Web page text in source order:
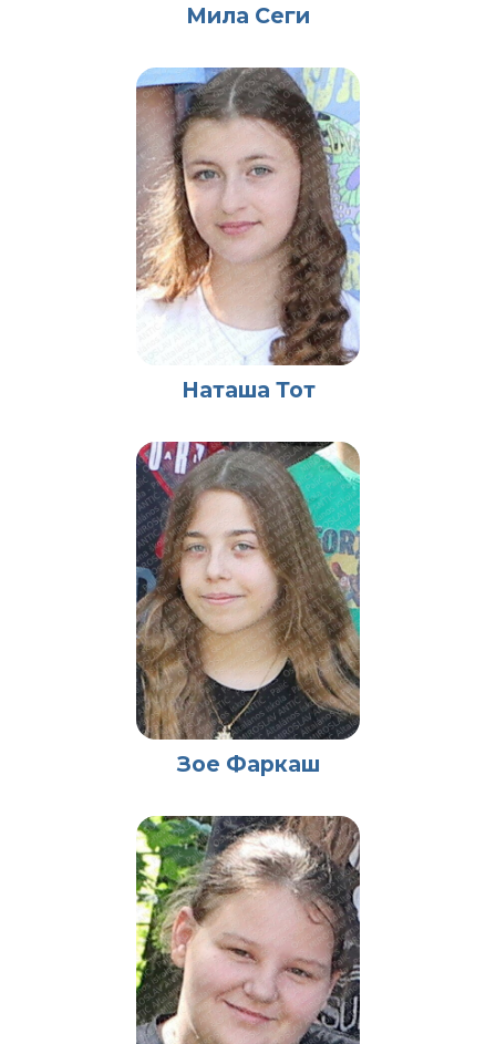
Мила Сеги
Наташа Тот
Зое Фаркаш